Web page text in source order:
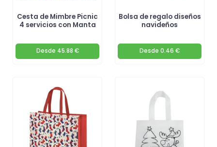
Cesta de Mimbre Picnic
4 servicios con Manta
Desde 45.88 €
Bolsa de regalo diseños
navideños
Desde 0.46 €